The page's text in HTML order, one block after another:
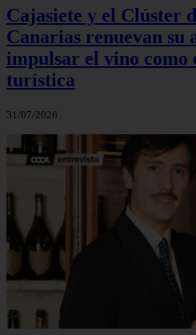
Cajasiete y el Clúster
Canarias renuevan su
impulsar el vino como
turística
31/07/2026